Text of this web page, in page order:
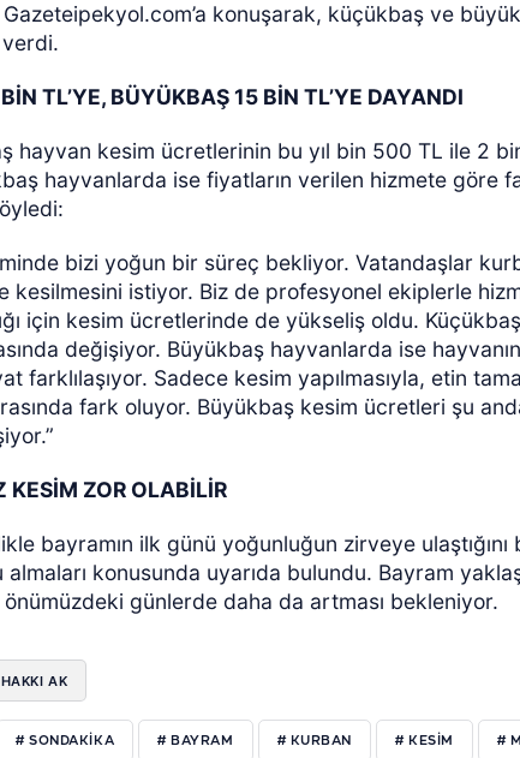
konuşarak, küçükbaş ve
TL’YE, BÜYÜKBAŞ 15 BİN TL’YE DAYANDI
hayvan kesim ücretlerinin bu yıl bin 500 TL ile 2
hayvanlarda ise fiyatların verilen hizmete göre
bizi yoğun bir süreç bekliyor. Vatandaşlar
kesilmesini istiyor. Biz de profesyonel ekiplerle
için kesim ücretlerinde de yükseliş oldu.
değişiyor. Büyükbaş hayvanlarda ise
farklılaşıyor. Sadece kesim yapılmasıyla, etin
fark oluyor. Büyükbaş kesim ücretleri şu
KESİM ZOR OLABİLİR
bayramın ilk günü yoğunluğun zirveye
konusunda uyarıda bulundu. Bayram
günlerde daha da artması bekleniyor.
AK
# SONDAKIKA # BAYRAM # KURBAN # KESIM #